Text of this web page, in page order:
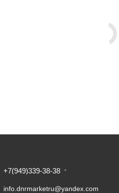
+7(949)339-38-38
info.dnrmarketru@yandex.com